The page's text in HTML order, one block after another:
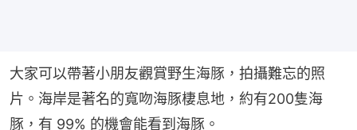
大家可以帶著小朋友觀賞野生海豚，拍攝難忘的照
片。海岸是著名的寬吻海豚棲息地，約有200隻海
豚，有 99% 的機會能看到海豚。